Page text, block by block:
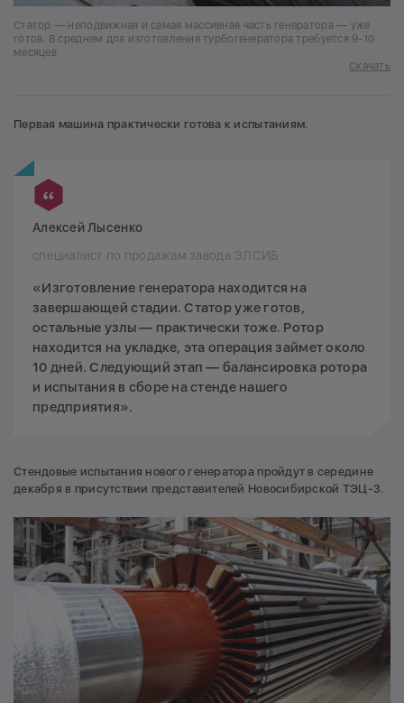
Статор — неподвижная и самая массивная часть генератора — уже
готов. В среднем для изготовления турбогенератора требуется 9-10
месяцев
Скачать
Первая машина практически готова к испытаниям.
Алексей Лысенко
специалист по продажам завода ЭЛСИБ
«Изготовление генератора находится на
завершающей стадии. Статор уже готов,
остальные узлы — практически тоже. Ротор
находится на укладке, эта операция займет около
10 дней. Следующий этап — балансировка ротора
и испытания в сборе на стенде нашего
предприятия».
Стендовые испытания нового генератора пройдут в середине
декабря в присутствии представителей Новосибирской ТЭЦ-3.